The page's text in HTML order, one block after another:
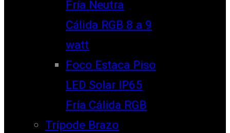
Fría Neutra
Cálida RGB 8 a 9
watt
Foco Estaca Piso
LED Solar IP65
Fría Cálida RGB
Trípode Brazo